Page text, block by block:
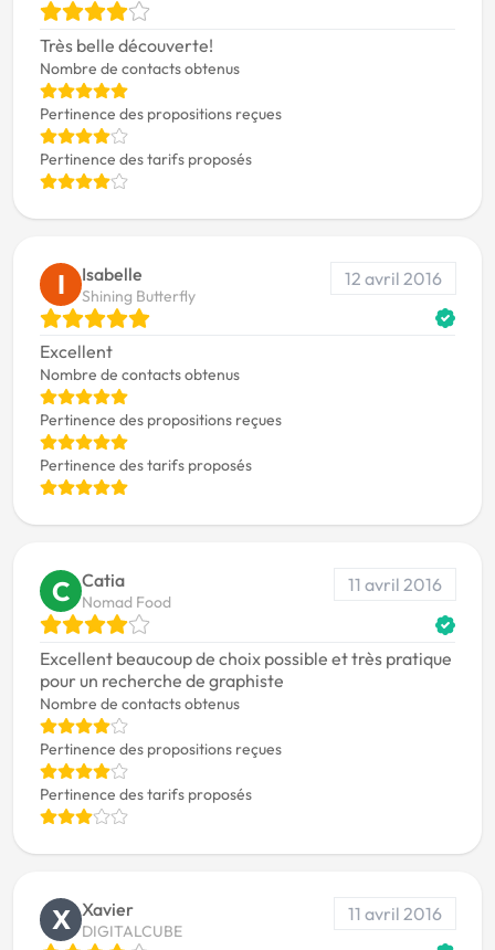
Très belle découverte!
Nombre de contacts obtenus
Pertinence des propositions reçues
Pertinence des tarifs proposés
I Isabelle
Shining Butterfly
12 avril 2016
Excellent
Nombre de contacts obtenus
Pertinence des propositions reçues
Pertinence des tarifs proposés
C Catia
Nomad Food
11 avril 2016
Excellent beaucoup de choix possible et très pratique
pour un recherche de graphiste
Nombre de contacts obtenus
Pertinence des propositions reçues
Pertinence des tarifs proposés
X Xavier
DIGITALCUBE
11 avril 2016